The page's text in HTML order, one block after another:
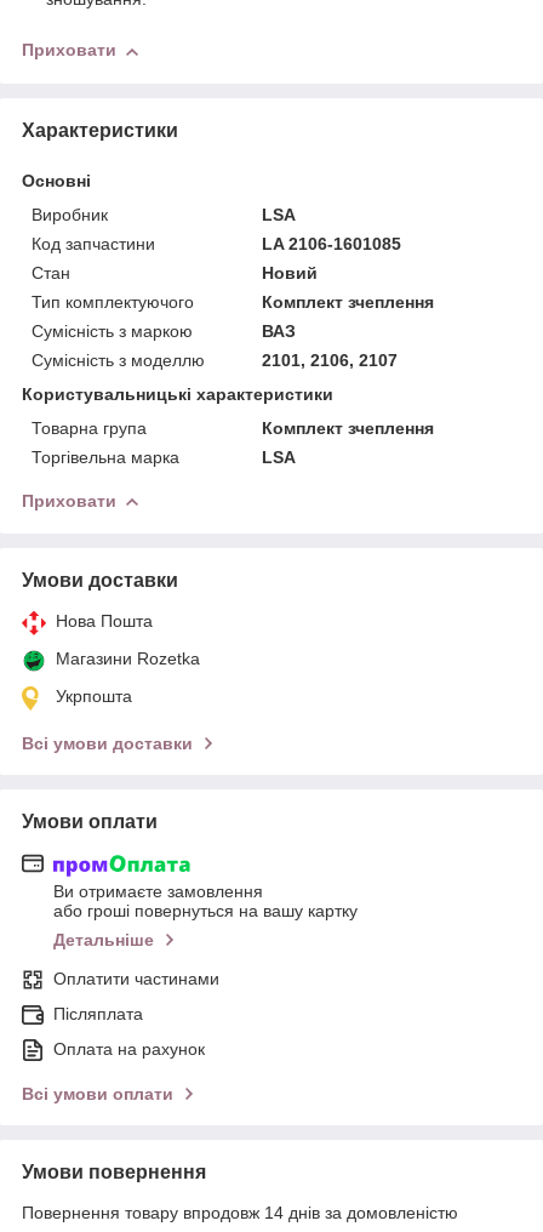
Приховати
Характеристики
Основні
Виробник
LSA
Код запчастини
LA 2106-1601085
Стан
Новий
Тип комплектуючого
Комплект зчеплення
Сумісність з маркою
ВАЗ
Сумісність з моделлю
2101, 2106, 2107
Користувальницькі характеристики
Товарна група
Комплект зчеплення
Торгівельна марка
LSA
Приховати
Умови доставки
Нова Пошта
Магазини Rozetka
Укрпошта
Всі умови доставки
Умови оплати
Ви отримаєте замовлення
або гроші повернуться на вашу картку
Детальніше
Оплатити частинами
Післяплата
Оплата на рахунок
Всі умови оплати
Умови повернення
Повернення товару впродовж 14 днів за домовленістю